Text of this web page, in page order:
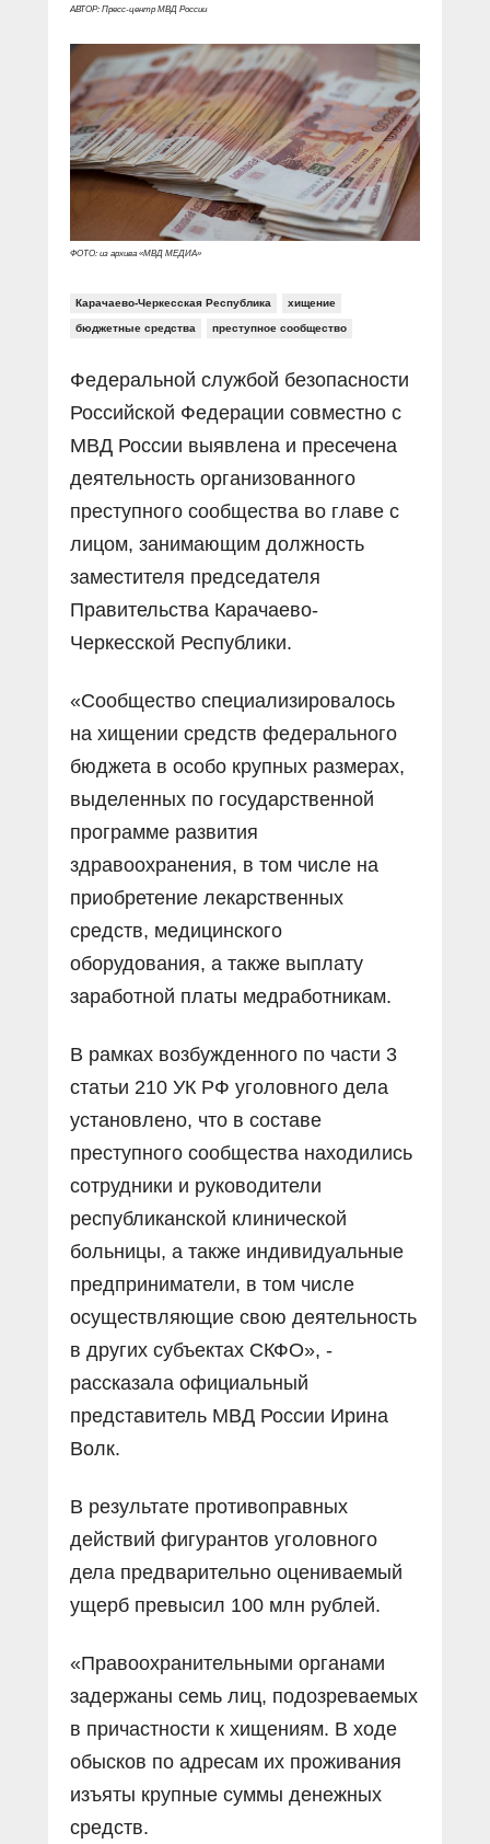
Социальные ролики
Документальные фильмы
Прямой разговор
Специальный репортаж
КиберПОСТОВОЙ
Журнал «Полиция России»
Контакты
Вакансии
АВТОР: Пресс-центр МВД России
ФОТО: из архива «МВД МЕДИА»
Карачаево-Черкесская Республика хищение
бюджетные средства преступное сообщество
Федеральной службой безопасности
Российской Федерации совместно с
МВД России выявлена и пресечена
деятельность организованного
преступного сообщества во главе с
лицом, занимающим должность
заместителя председателя
Правительства Карачаево-
Черкесской Республики.
«Сообщество специализировалось
на хищении средств федерального
бюджета в особо крупных размерах,
выделенных по государственной
программе развития
здравоохранения, в том числе на
приобретение лекарственных
средств, медицинского
оборудования, а также выплату
заработной платы медработникам.
В рамках возбужденного по части 3
статьи 210 УК РФ уголовного дела
установлено, что в составе
преступного сообщества находились
сотрудники и руководители
республиканской клинической
больницы, а также индивидуальные
предприниматели, в том числе
осуществляющие свою деятельность
в других субъектах СКФО», -
рассказала официальный
представитель МВД России Ирина
Волк.
В результате противоправных
действий фигурантов уголовного
дела предварительно оцениваемый
ущерб превысил 100 млн рублей.
«Правоохранительными органами
задержаны семь лиц, подозреваемых
в причастности к хищениям. В ходе
обысков по адресам их проживания
изъяты крупные суммы денежных
средств.